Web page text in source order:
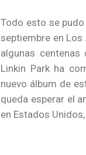
Todo esto se
septiembre en
algunas
Linkin Park ha
nuevo álbum de
queda esperar el
en Estados